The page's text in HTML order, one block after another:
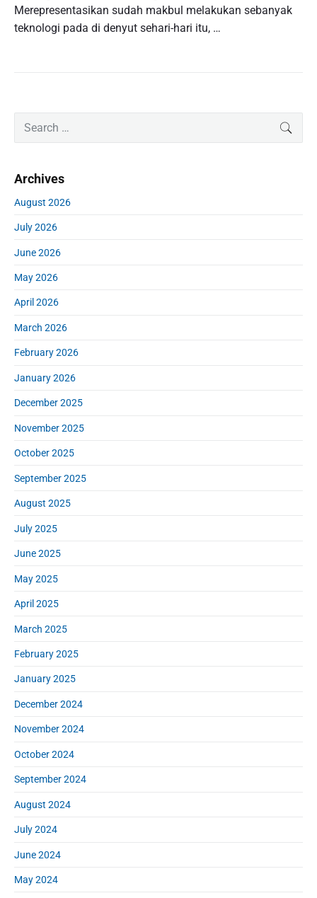
Merepresentasikan sudah makbul melakukan sebanyak
teknologi pada di denyut sehari-hari itu, …
a
y
S
d
b
a
c
h
o
:
Archives
August 2026
July 2026
June 2026
May 2026
April 2026
March 2026
February 2026
January 2026
December 2025
November 2025
October 2025
September 2025
August 2025
July 2025
June 2025
May 2025
April 2025
March 2025
February 2025
January 2025
December 2024
November 2024
October 2024
September 2024
August 2024
July 2024
June 2024
May 2024